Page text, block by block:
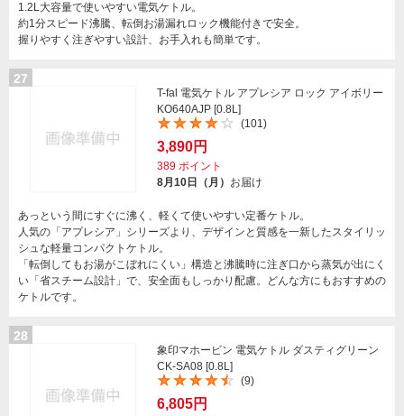
1.2L大容量で使いやすい電気ケトル。
約1分スピード沸騰、転倒お湯漏れロック機能付きで安全。
握りやすく注ぎやすい設計、お手入れも簡単です。
27
T-fal 電気ケトル アプレシア ロック アイボリー
KO640AJP [0.8L]
(101)
3,890円
389 ポイント
8月10日（月） お届け
あっという間にすぐに沸く、軽くて使いやすい定番ケトル。
人気の「アプレシア」シリーズより、デザインと質感を一新したスタイリッ
シュな軽量コンパクトケトル。
「転倒してもお湯がこぼれにくい」構造と沸騰時に注ぎ口から蒸気が出にく
い「省スチーム設計」で、安全面もしっかり配慮。どんな方にもおすすめの
ケトルです。
28
象印マホービン 電気ケトル ダスティグリーン
CK-SA08 [0.8L]
(9)
6,805円